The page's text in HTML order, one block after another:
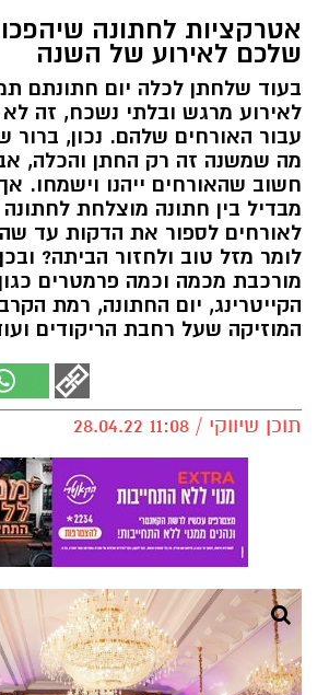
אטרקציות לחתונה
שלכם לאירוע של השנה
בעוד שלחתן לכלה יום חתונתם
לאירוע מרגש ובלתי נשכח, זה
עבור האורחים שלהם. נכון, ברור
מה שמשנה זה רק החתן והכלה,
חשוב שהאורחים ייהנו וישמחו.
מבדיל בין חתונה מוצלחת
לאורחים לספור את הדקות עד
לומר מזל טוב ולחזור הביתה?
מורכבת מכמה וכמה פרמטרים
הקייטרינג, יום החתונה, רמת
המוזיקה שעל רחבת הריקודים
תוכן שיווקי / 11:08 28.04.22